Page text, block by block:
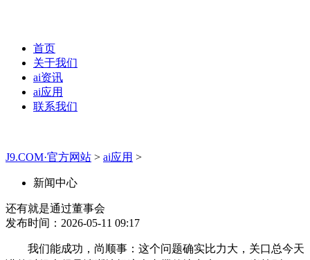
首页
关于我们
ai资讯
ai应用
联系我们
J9.COM·官方网站 > ai应用 >
新闻中心
还有就是通过董事会
发布时间：2026-05-11 09:17
我们能成功，尚顺事：这个问题确实比力大，关口总今天